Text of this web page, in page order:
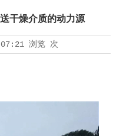
干燥介质的动力源
浏览 次